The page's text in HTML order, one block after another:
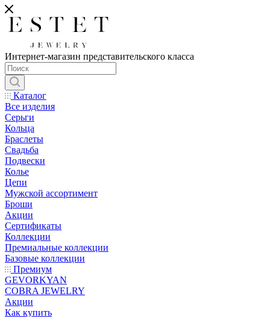
Интернет-магазин представительского класса
Каталог
Все изделия
Серьги
Кольца
Браслеты
Свадьба
Подвески
Колье
Цепи
Мужской ассортимент
Броши
Акции
Сертификаты
Коллекции
Премиальные коллекции
Базовые коллекции
Премиум
GEVORKYAN
COBRA JEWELRY
Акции
Как купить